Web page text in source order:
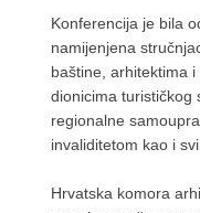
Konferencija je bila
namijenjena
baštine, arhitektima
dionicima turističkog
regionalne
invaliditetom kao i
Hrvatska komora